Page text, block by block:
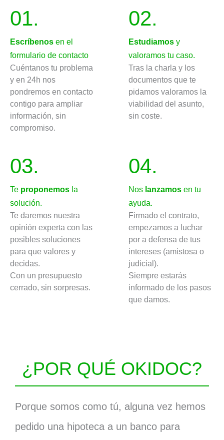
01.
Escríbenos en el
formulario de contacto
Cuéntanos tu problema
y en 24h nos
pondremos en contacto
contigo para ampliar
información, sin
compromiso.
02.
Estudiamos y
valoramos tu caso.
Tras la charla y los
documentos que te
pidamos valoramos la
viabilidad del asunto,
sin coste.
03.
Te proponemos la
solución.
Te daremos nuestra
opinión experta con las
posibles soluciones
para que valores y
decidas.
Con un presupuesto
cerrado, sin sorpresas.
04.
Nos lanzamos en tu
ayuda.
Firmado el contrato,
empezamos a luchar
por a defensa de tus
intereses (amistosa o
judicial).
Siempre estarás
informado de los pasos
que damos.
¿POR QUÉ OKIDOC?
Porque somos como tú, alguna vez hemos
pedido una hipoteca a un banco para